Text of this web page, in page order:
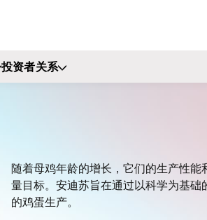
投资者关系
随着母鸡年龄的增长，它们的生产性
量目标。安迪苏旨在通过以科学为基
的鸡蛋生产。